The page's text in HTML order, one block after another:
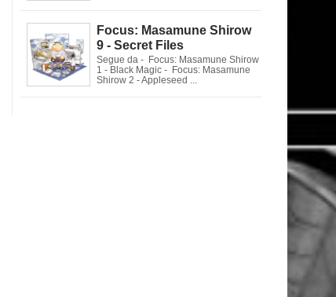
Focus: Masamune Shirow
9 - Secret Files
Segue da - Focus: Masamune Shirow
1 - Black Magic - Focus: Masamune
Shirow 2 - Appleseed ...